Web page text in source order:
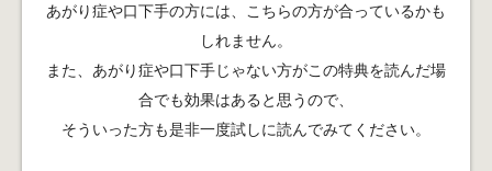
あがり症や口下手の方には、こちらの方が合っているかも
しれません。
また、あがり症や口下手じゃない方がこの特典を読んだ場
合でも効果はあると思うので、
そういった方も是非一度試しに読んでみてください。